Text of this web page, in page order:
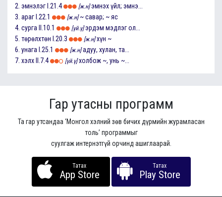
2. эмнэлэг I.21.4 [ж.н] эмнэх үйл; эмнэ...
3. араг I.22.1 [ж.н] ~ савар; ~ яс
4. сурга II.10.1 [үй.ү] эрдэм мэдлэг ол...
5. төрөлхтөн I.20.3 [ж.н] хүн ~
6. унага I.25.1 [ж.н] адуу, хулан, та...
7. хэлх II.7.4 [үй.ү] холбож ~, унь ~...
Гар утасны программ
Та гар утсандаа ‘Монгол хэлний зөв бичих дүрмийн журамласан
толь’ программыг
суулгаж интернэтгүй орчинд ашиглаарай.
Татах
App Store
Татах
Play Store